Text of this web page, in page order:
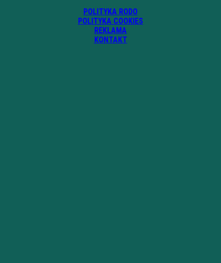
POLITYKA RODO
POLITYKA COOKIES
REKLAMA
KONTAKT